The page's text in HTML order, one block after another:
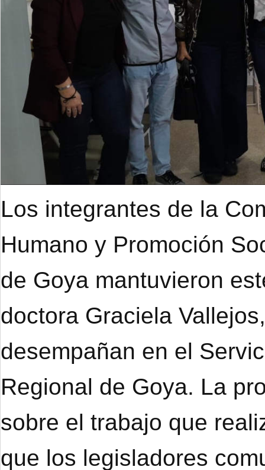
Los integrantes de la
Humano y Promoción
de Goya mantuvieron
doctora Graciela
desempañan en el
Regional de Goya. La
sobre el trabajo que
que los legisladores